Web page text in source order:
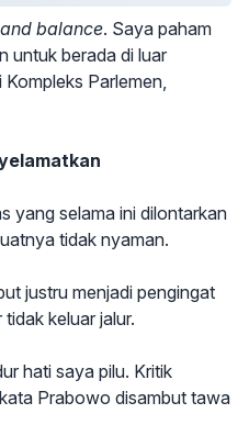
balance. Saya paham
untuk berada di luar
Parlemen,
yang selama ini dilontarkan
tidak nyaman.
justru menjadi pengingat
keluar jalur.
hati saya pilu. Kritik
Prabowo disambut tawa